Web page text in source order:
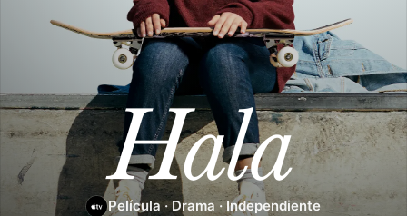
Hala
Película ·Drama ·Independiente